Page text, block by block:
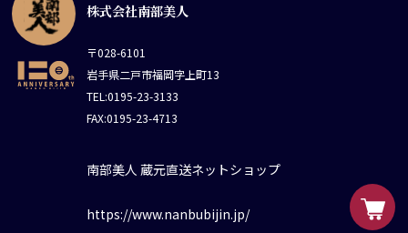
株式会社南部美人
〒028-6101
岩手県二戸市福岡字上町13
TEL:0195-23-3133
FAX:0195-23-4713
南部美人 蔵元直送ネットショップ
https://www.nanbubijin.jp/